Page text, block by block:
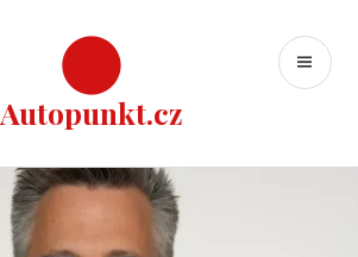
Autopunkt.cz